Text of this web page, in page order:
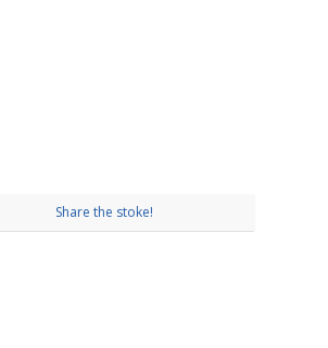
Share the stoke!